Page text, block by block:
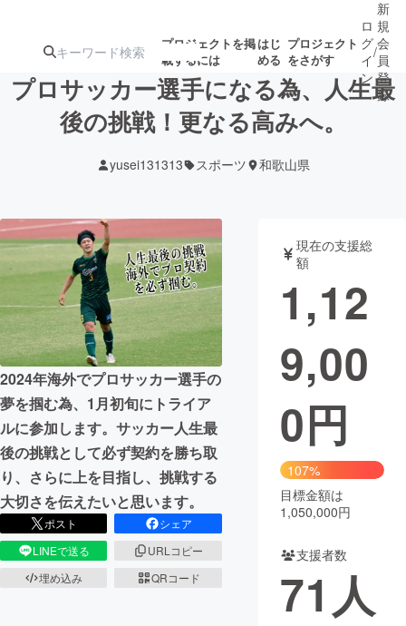
プロジェクトを掲
載するには
はじ
める
プロジェクト
をさがす
ターン
ジェクト
募集終了が近いプ
ロジェクト
アート・写真 音楽
テクノロジー・ガジェット ゲーム・サ
映像・映画
ビジネス・起業
まちづくり・地域活性化
CAMPFIRE for Social Good
CAMPFIRE Creation
CAMPFIREふるさと納税
コミュニティ
ロ
グ
イ
ン
/
新
規
会
員
登
録
プロサッカー選手になる為、人生最
後の挑戦！更なる高みへ。
yusei131313 スポーツ 和歌山県
2024年海外でプロサッカー選手の
夢を掴む為、1月初旬にトライア
ルに参加します。サッカー人生最
後の挑戦として必ず契約を勝ち取
り、さらに上を目指し、挑戦する
大切さを伝えたいと思います。
ポスト
シェア
LINEで送る
URLコピー
埋め込み
QRコード
現在の支援総
額
1,12
9,00
0円
107%
目標金額は
1,050,000円
支援者数
71 人